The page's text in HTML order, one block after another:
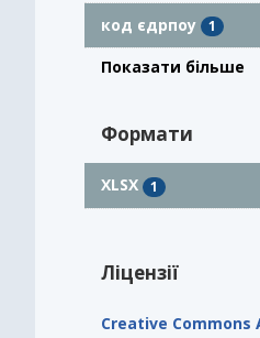
код єдрпоу 1
Показати більше
Формати
XLSX 1
Ліцензії
Creative Commons